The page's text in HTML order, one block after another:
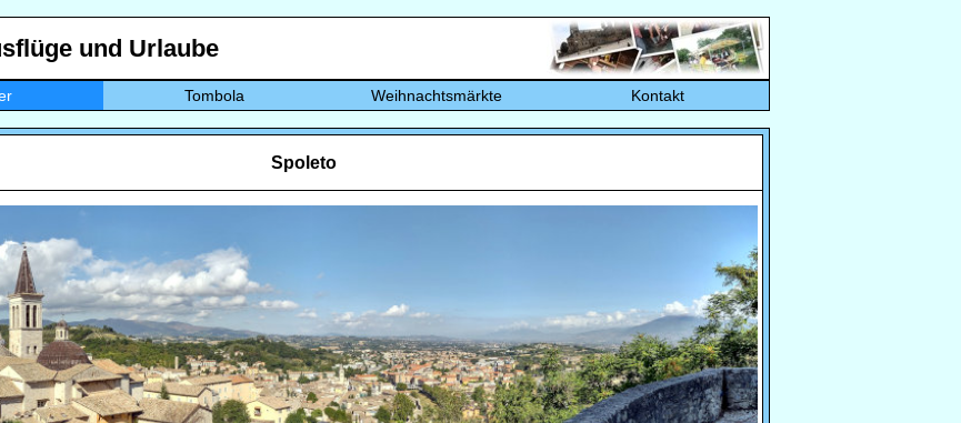
und Urlaube
Tombola Weihnachtsmärkte Kontakt
Spoleto